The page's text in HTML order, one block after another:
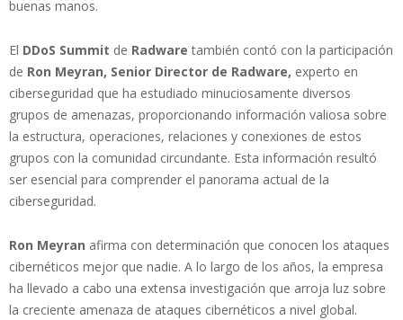
buenas manos.
El DDoS Summit de Radwaretambién contó con la participación
de Ron Meyran, Senior Director de Radware, experto en
ciberseguridad que ha estudiado minuciosamente diversos
grupos de amenazas, proporcionando información valiosa sobre
la estructura, operaciones, relaciones y conexiones de estos
grupos con la comunidad circundante. Esta información resultó
ser esencial para comprender el panorama actual de la
ciberseguridad.
Ron Meyran afirma con determinación que conocen los ataques
cibernéticos mejor que nadie. A lo largo de los años, la empresa
ha llevado a cabo una extensa investigación que arroja luz sobre
la creciente amenaza de ataques cibernéticos a nivel global.